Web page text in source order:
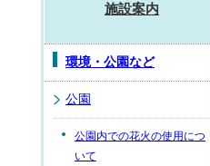
施設案内
環境・公園など
公園
公園内での花火の使用につ
いて